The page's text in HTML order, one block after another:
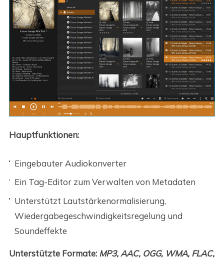
Hauptfunktionen:
Eingebauter Audiokonverter
Ein Tag-Editor zum Verwalten von Metadaten
Unterstützt Lautstärkenormalisierung,
Wiedergabegeschwindigkeitsregelung und
Soundeffekte
Unterstützte Formate: MP3, AAC, OGG, WMA, FLAC,